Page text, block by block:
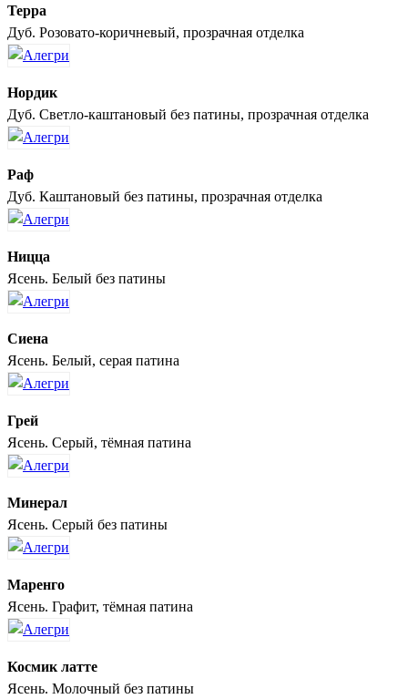
Терра
Дуб. Розовато-коричневый, прозрачная отделка
Нордик
Дуб. Светло-каштановый без патины, прозрачная отделка
Раф
Дуб. Каштановый без патины, прозрачная отделка
Ницца
Ясень. Белый без патины
Сиена
Ясень. Белый, серая патина
Грей
Ясень. Серый, тёмная патина
Минерал
Ясень. Серый без патины
Маренго
Ясень. Графит, тёмная патина
Космик латте
Ясень. Молочный без патины